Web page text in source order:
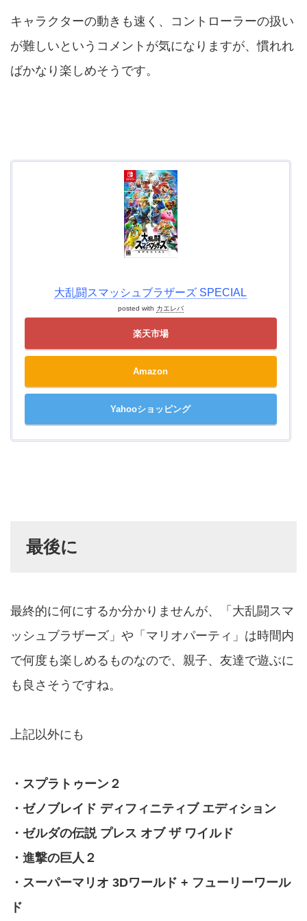
キャラクターの動きも速く、コントローラーの扱い
が難しいというコメントが気になりますが、慣れれ
ばかなり楽しめそうです。
大乱闘スマッシュブラザーズ SPECIAL
posted with カエレバ
楽天市場
Amazon
Yahooショッピング
最後に
最終的に何にするか分かりませんが、「大乱闘スマ
ッシュブラザーズ」や「マリオパーティ」は時間内
で何度も楽しめるものなので、親子、友達で遊ぶに
も良さそうですね。
上記以外にも
・スプラトゥーン２
・ゼノブレイド ディフィニティブ エディション
・ゼルダの伝説 プレス オブ ザ ワイルド
・進撃の巨人２
・スーパーマリオ 3Dワールド + フューリーワール
ド